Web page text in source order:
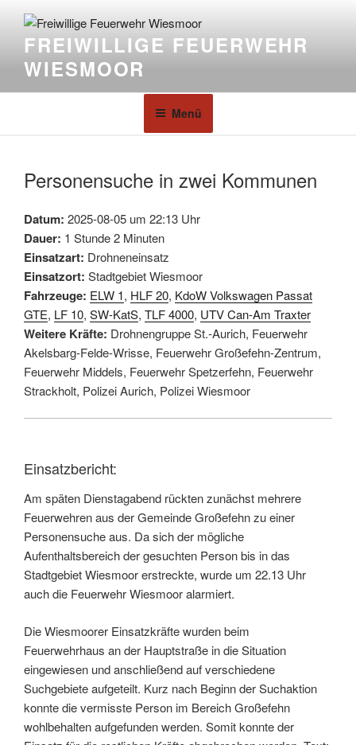
FREIWILLIGE FEUERWEHR
WIESMOOR
Menü
Personensuche in zwei Kommunen
Datum: 2025-08-05 um 22:13 Uhr
Dauer: 1 Stunde 2 Minuten
Einsatzart: Drohneneinsatz
Einsatzort: Stadtgebiet Wiesmoor
Fahrzeuge: ELW 1, HLF 20, KdoW Volkswagen Passat
GTE, LF 10, SW-KatS, TLF 4000, UTV Can-Am Traxter
Weitere Kräfte: Drohnengruppe St.-Aurich, Feuerwehr
Akelsbarg-Felde-Wrisse, Feuerwehr Großefehn-Zentrum,
Feuerwehr Middels, Feuerwehr Spetzerfehn, Feuerwehr
Strackholt, Polizei Aurich, Polizei Wiesmoor
Einsatzbericht:
Am späten Dienstagabend rückten zunächst mehrere
Feuerwehren aus der Gemeinde Großefehn zu einer
Personensuche aus. Da sich der mögliche
Aufenthaltsbereich der gesuchten Person bis in das
Stadtgebiet Wiesmoor erstreckte, wurde um 22.13 Uhr
auch die Feuerwehr Wiesmoor alarmiert.
Die Wiesmoorer Einsatzkräfte wurden beim
Feuerwehrhaus an der Hauptstraße in die Situation
eingewiesen und anschließend auf verschiedene
Suchgebiete aufgeteilt. Kurz nach Beginn der Suchaktion
konnte die vermisste Person im Bereich Großefehn
wohlbehalten aufgefunden werden. Somit konnte der